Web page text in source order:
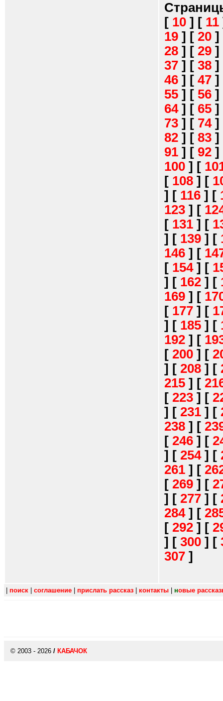
[ 10 ] [ 11
19 ] [ 20 ]
28 ] [ 29 ]
37 ] [ 38 ]
46 ] [ 47 ]
55 ] [ 56 ]
64] [ 65 ]
73 ] [ 74]
82 ] [ 83 ]
91 ] [ 92 ]
100 ] [
[ 108 ] [
] [ 116 ] [
123 ] [
[ 131 ] [
] [ 139 ] [
146 ] [
[ 154] [
] [ 162 ] [
169 ] [
[ 177 ] [
] [ 185 ] [
192 ] [
[ 200 ] [
] [ 208 ] [
215 ] [
[ 223 ] [
] [ 231 ] [
238 ] [
[ 246 ] [
] [ 254] [
261 ] [
[ 269 ] [
] [ 277 ] [
284] [
[ 292 ] [
] [ 300 ] [
307 ]
поиск соглашение прислать рассказ контакты новые
© 2003 - 2026 / КАБАЧОК